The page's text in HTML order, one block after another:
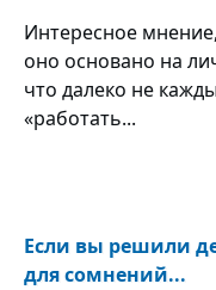
Интересное
оно основано на
что далеко не
«работать...
Если вы решили
для сомнений...